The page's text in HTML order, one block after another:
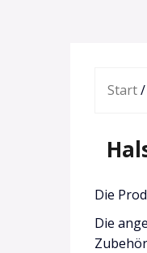
Start
Die
Die